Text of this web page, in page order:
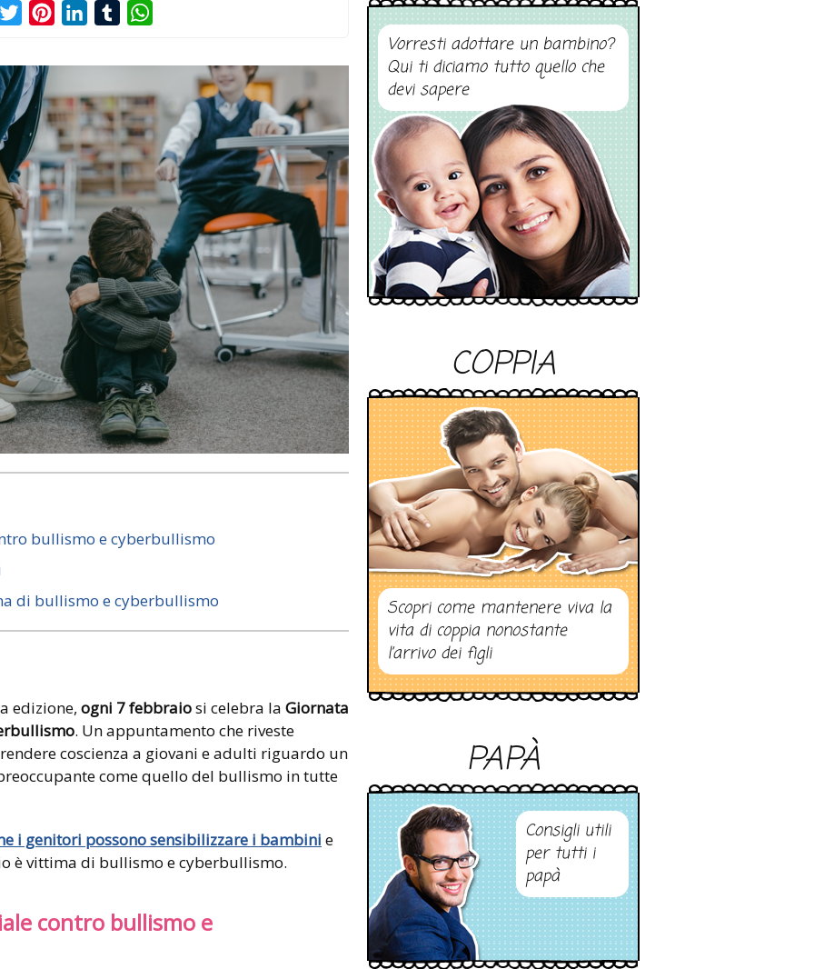
TwitterPinterestLinkedInTumblr
bullismo e cyberbullismo
di bullismo e cyberbullismo
edizione, ogni 7 febbraiosi celebra la Giornata
. Un appuntamento che riveste
coscienza a giovani e adulti riguardo un
come quello del bullismo in tutte
i genitori possono sensibilizzare i bambini e
è vittima di bullismo e cyberbullismo.
contro bullismo e
Vorresti adottare un bambino?
Qui ti diciamo tutto quello che
devi sapere
COPPIA
Scopri come mantenere viva la
vita di coppia nonostante
l’arrivo dei figli
PAPÀ
Consigli utili
per tutti i
papà